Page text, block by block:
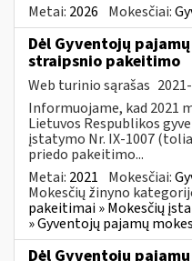
Metai: 2026 Mokesčiai:
Dėl Gyventojų
straipsnio pakeitimo
Web turinio sąrašas
Informuojame, kad 2021
Lietuvos Respublikos
įstatymo Nr. IX-1007
priedo pakeitimo...
Metai: 2021 Mokesčiai:
Mokesčių žinyno
pakeitimai » Mokesčių
» Gyventojų pajamų
Dėl Gyventojų